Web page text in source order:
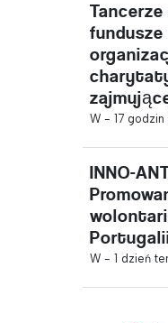
W - 17 godzin
INNO-
W - 1 dzień